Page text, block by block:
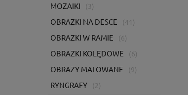
MOZAIKI (3)
OBRAZKI NA DESCE (41)
OBRAZKI W RAMIE (6)
OBRAZKI KOLĘDOWE (6)
OBRAZY MALOWANE (9)
RYNGRAFY (2)